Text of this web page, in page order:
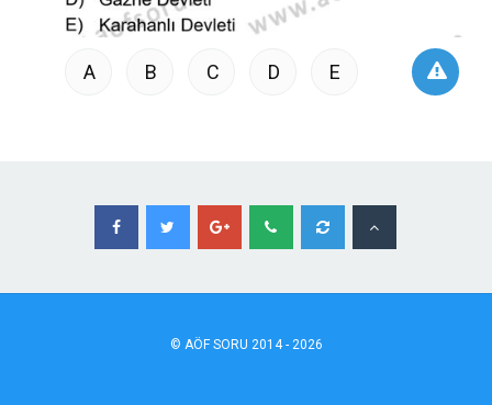
A B C D E
© AÖFSORU 2014 - 2026